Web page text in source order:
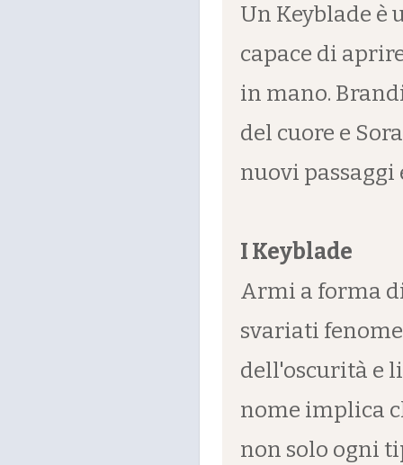
Un Keyblade è
capace di
in mano.
del cuore e
nuovi
I Keyblade
Armi a forma
svariati
dell'oscurità e
nome implica
non solo ogni